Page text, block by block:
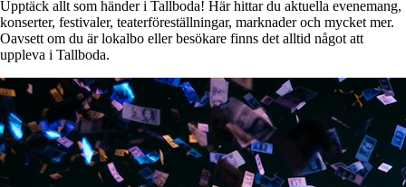
Upptäck allt som händer i Tallboda! Här hittar du aktuella evenemang,
konserter, festivaler, teaterföreställningar, marknader och mycket mer.
Oavsett om du är lokalbo eller besökare finns det alltid något att
uppleva i Tallboda.